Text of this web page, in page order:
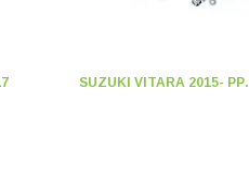
SUZUKI VITARA 2015- РР.